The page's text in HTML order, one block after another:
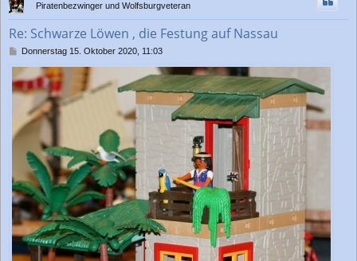
Piratenbezwinger und Wolfsburgveteran
Re: Schwarze Löwen , die Festung auf Nassau
B
i
t
r
Donnerstag 15. Oktober 2020, 11:03